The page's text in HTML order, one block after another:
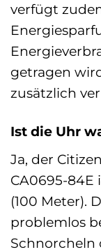
verfügt
getragen
zusätzlich
Ist die Uhr
Ja, der
CA0695-84E
(100 Meter).
problemlos
Schnorcheln